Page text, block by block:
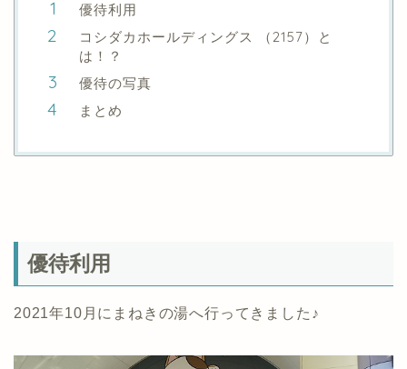
優待利用
コシダカホールディングス （2157）と
は！？
優待の写真
まとめ
優待利用
2021年10月にまねきの湯へ行ってきました♪